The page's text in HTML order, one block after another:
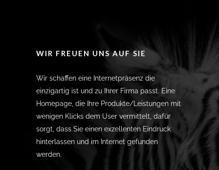
WIR FREUEN UNS AUF SIE
Wir schaffen eine Internetpräsenz die
einzigartig ist und zu Ihrer Firma passt. Eine
Homepage, die Ihre Produkte/Leistungen mit
wenigen Klicks dem User vermittelt, dafür
sorgt, dass Sie einen exzellenten Eindruck
hinterlassen und im Internet gefunden
werden.